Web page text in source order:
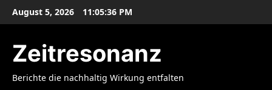
SkipAugust 5, 2026 11:05:36 PM
Zeitresonanz
Berichte die nachhaltig Wirkung entfalten